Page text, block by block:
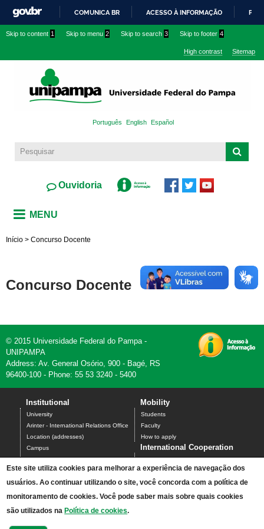
content
IR
O
COMUNICA BR ACESSO À INFORMAÇÃO
Skip to content 1 Skip to menu 2 Skip to search 3 Skip to footer 4
High contrast Sitemap
Português English Español
Ouvidoria
MENU
Início > Concurso Docente
Concurso Docente
© 2015 Universidade Federal do Pampa -
UNIPAMPA
Address: Av. General Osório, 900 - Bagé, RS
96400-100 - Phone: 55 53 3240 - 5400
Institutional
University
Arinter - International Relations Office
Location (addresses)
Campus
Undergraduate Programs
Graduate Programs
Mobility
Students
Faculty
How to apply
International Cooperation
Science without Borders
Santander Universities
BraCol
PEC-G
Contact us
Administration Office
Este site utiliza cookies para melhorar a experiência de navegação dos
usuários. Ao continuar utilizando o site, você concorda com a política de
monitoramento de cookies. Você pode saber mais sobre quais cookies
são utilizados na Política de cookies.